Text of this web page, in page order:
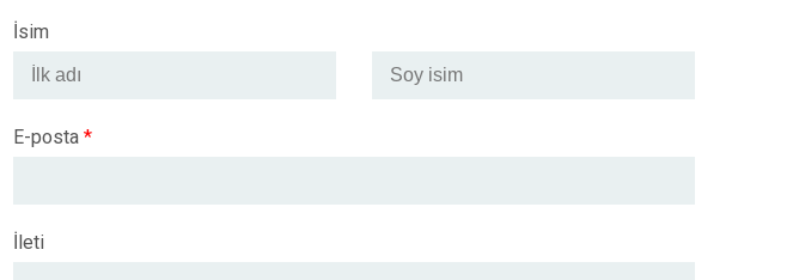
İsim
E-posta*
İleti